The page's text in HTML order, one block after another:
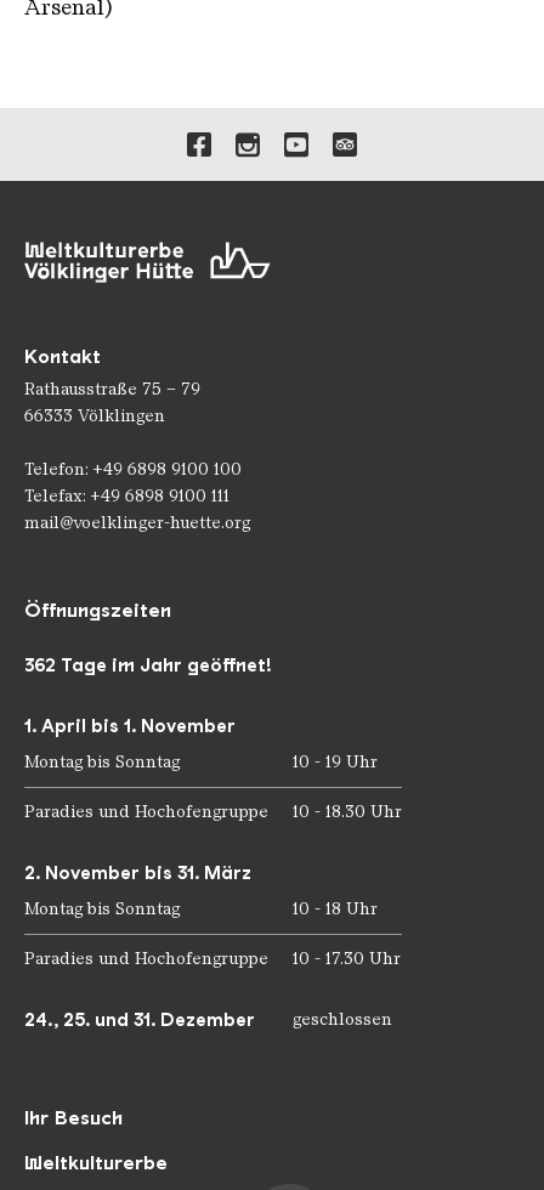
Arsenal)
Verlinkungen zu unseren
Kontakt
Rathausstraße 75 – 79
66333 Völklingen
Telefon: +49 6898 9100 100
Telefax: +49 6898 9100 111
mail@voelklinger-huette.org
Ihr Besuch
Weltkulturerbe
Öffnungszeiten
362 Tage im Jahr geöffnet!
1. April bis 1. November
Montag bis Sonntag 10 - 19 Uhr
Paradies und Hochofengruppe 10 - 18.30 Uhr
2. November bis 31. März
Montag bis Sonntag 10 - 18 Uhr
Paradies und Hochofengruppe 10 - 17.30 Uhr
24., 25. und 31. Dezember geschlossen